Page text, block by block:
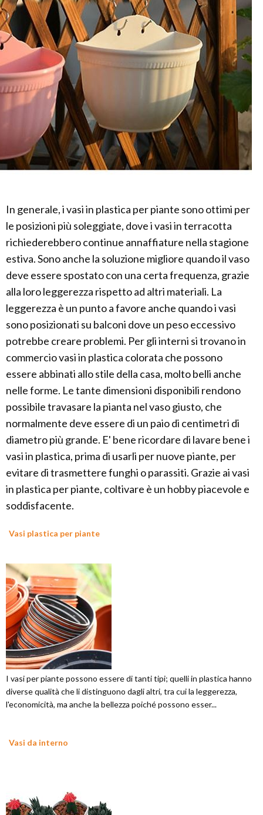
In generale, i vasi in plastica per piante sono ottimi per
le posizioni più soleggiate, dove i vasi in terracotta
richiederebbero continue annaffiature nella stagione
estiva. Sono anche la soluzione migliore quando il vaso
deve essere spostato con una certa frequenza, grazie
alla loro leggerezza rispetto ad altri materiali. La
leggerezza è un punto a favore anche quando i vasi
sono posizionati su balconi dove un peso eccessivo
potrebbe creare problemi. Per gli interni si trovano in
commercio vasi in plastica colorata che possono
essere abbinati allo stile della casa, molto belli anche
nelle forme. Le tante dimensioni disponibili rendono
possibile travasare la pianta nel vaso giusto, che
normalmente deve essere di un paio di centimetri di
diametro più grande. E' bene ricordare di lavare bene i
vasi in plastica, prima di usarli per nuove piante, per
evitare di trasmettere funghi o parassiti. Grazie ai vasi
in plastica per piante, coltivare è un hobby piacevole e
soddisfacente.
Vasi plastica per piante
I vasi per piante possono essere di tanti tipi; quelli in plastica hanno
diverse qualità che li distinguono dagli altri, tra cui la leggerezza,
l'economicità, ma anche la bellezza poiché possono esser...
Vasi da interno